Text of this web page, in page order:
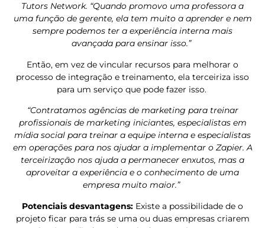
Tutors Network. “Quando promovo uma professora a
uma função de gerente, ela tem muito a aprender e nem
sempre podemos ter a experiência interna mais
avançada para ensinar isso.”
Então, em vez de vincular recursos para melhorar o
processo de integração e treinamento, ela terceiriza isso
para um serviço que pode fazer isso.
“Contratamos agências de marketing para treinar
profissionais de marketing iniciantes, especialistas em
mídia social para treinar a equipe interna e especialistas
em operações para nos ajudar a implementar o Zapier. A
terceirização nos ajuda a permanecer enxutos, mas a
aproveitar a experiência e o conhecimento de uma
empresa muito maior.”
Potenciais desvantagens: Existe a possibilidade de o
projeto ficar para trás se uma ou duas empresas criarem